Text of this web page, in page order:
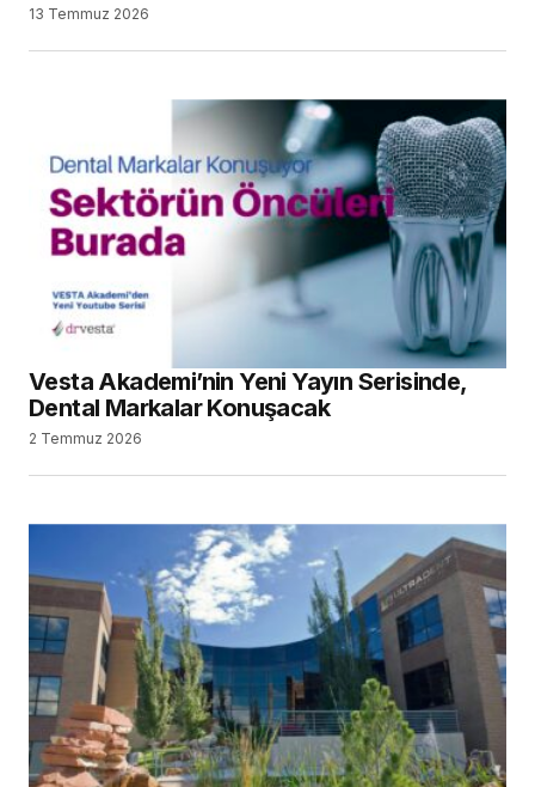
13 Temmuz 2026
Vesta Akademi’nin Yeni Yayın Serisinde,
Dental Markalar Konuşacak
2 Temmuz 2026